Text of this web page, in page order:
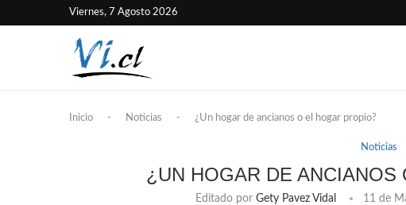
Viernes, 7 Agosto 2026
Inicio - Noticias - ¿Un hogar de ancianos o el hogar propio?
Noticias
¿UN HOGAR DE ANCIANOS
Editado por Gety Pavez Vidal 11 de